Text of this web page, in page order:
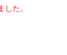
た。